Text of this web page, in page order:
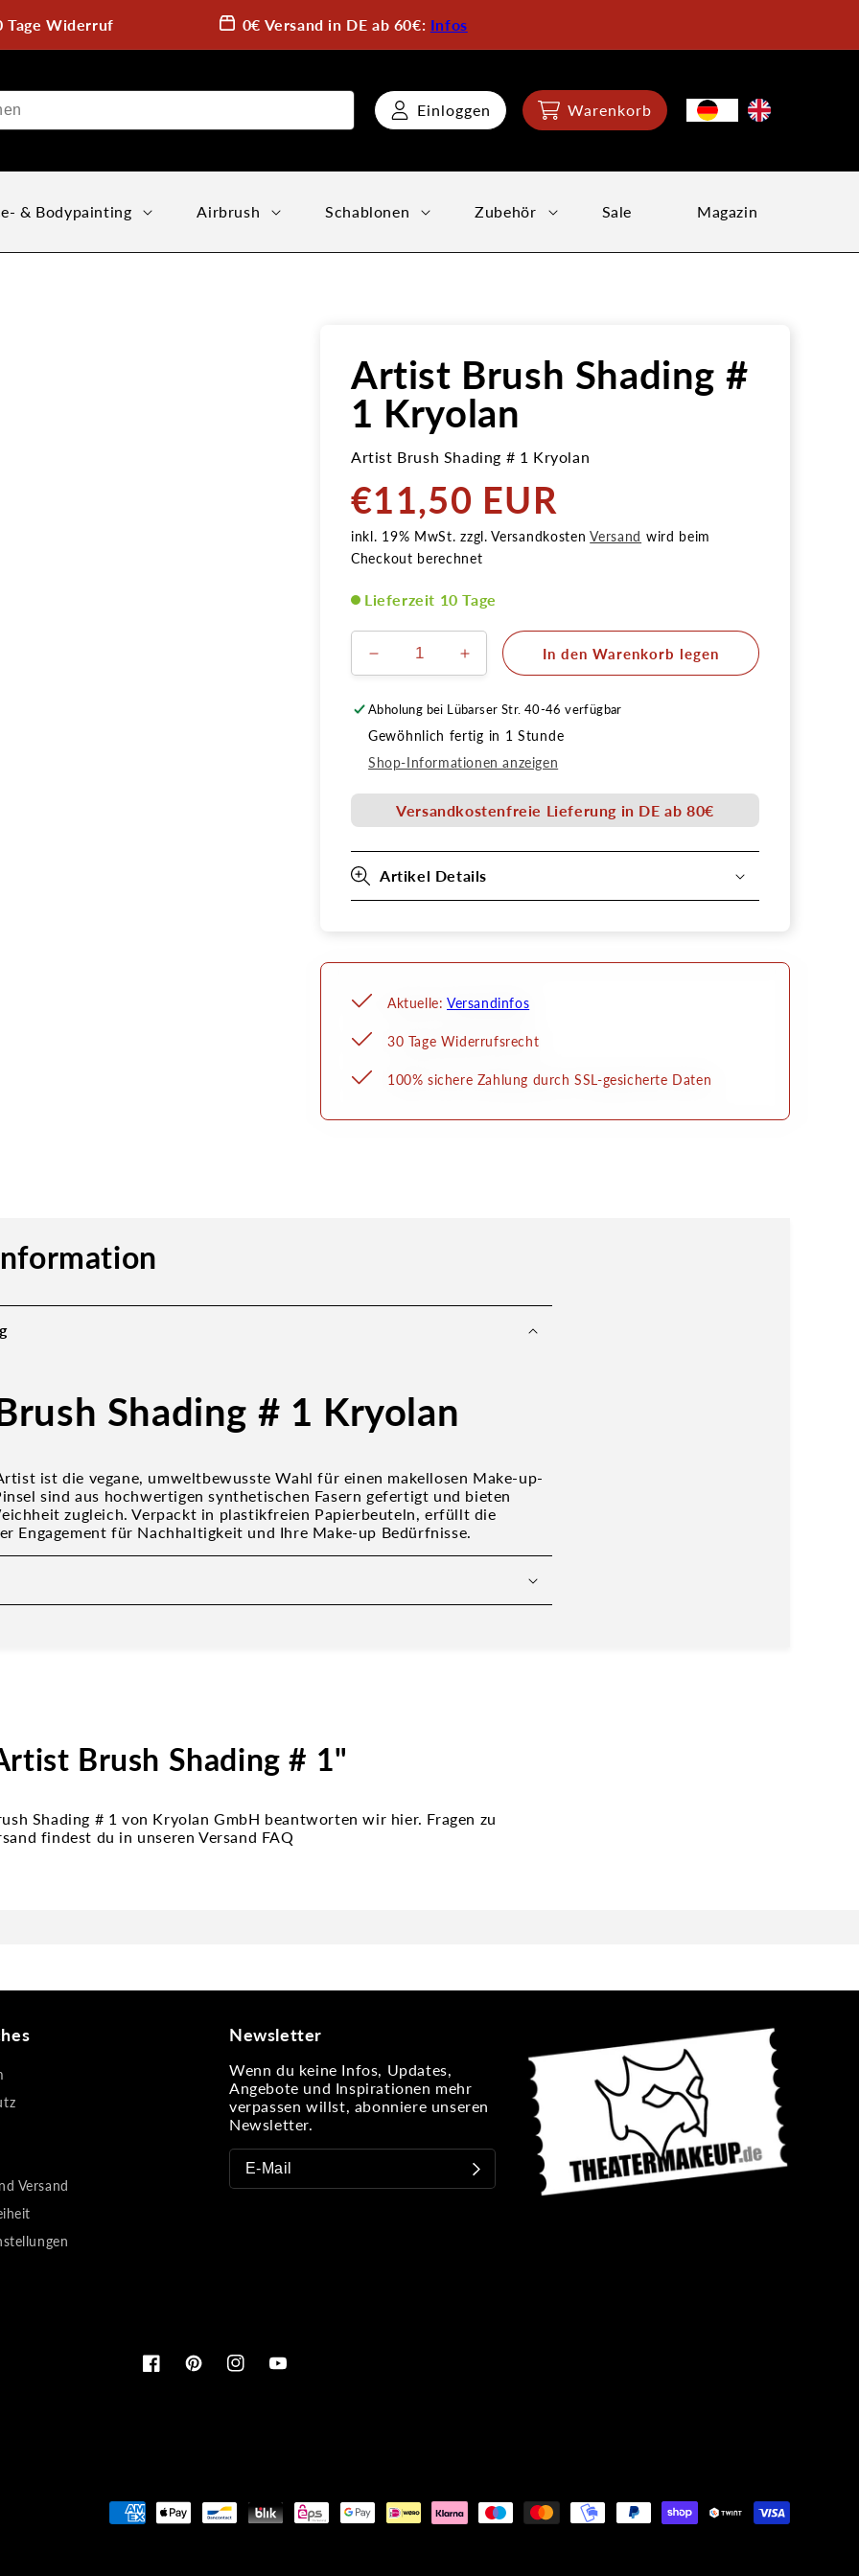
Tage Widerruf 0€ Versand in DE ab 60€: Infos
Einloggen Warenkorb
& Bodypainting Airbrush Schablonen Zubehör Sale Magazin
Artist Brush Shading #
1 Kryolan
Artist Brush Shading # 1 Kryolan
Normaler
Preis
€11,50 EUR
inkl. 19% MwSt. zzgl. VersandkostenVersand wird beim
Checkout berechnet
Lieferzeit 10 Tage
Verringere
die
Menge
Artist
Brush
1
Erhöhe
die
Menge
Artist
Brush
1
In den Warenkorb legen
Abholung bei Lübarser Str. 40-46 verfügbar
Gewöhnlich fertig in 1 Stunde
Shop-Informationen anzeigen
Versandkostenfreie Lieferung in DE ab 80€
Artikel Details
Aktuelle: Versandinfos
30 Tage Widerrufsrecht
100% sichere Zahlung durch SSL-gesicherte Daten
Shading # 1 Kryolan
ist die vegane, umweltbewusste Wahl für einen makellosen Make-up-
sind aus hochwertigen synthetischen Fasern gefertigt und bieten
zugleich. Verpackt in plastikfreien Papierbeuteln, erfüllt die
Engagement für Nachhaltigkeit und Ihre Make-up Bedürfnisse.
Brush Shading # 1"
Shading # 1 von Kryolan GmbH beantworten wir hier. Fragen zu
findest du in unseren Versand FAQ
Versand
Newsletter
Wenn du keine Infos, Updates,
Angebote und Inspirationen mehr
verpassen willst, abonniere unseren
Newsletter.
FacebookPinterestInstagramYouTube